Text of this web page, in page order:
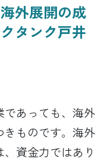
外展開の成
タンク戸井
であっても、海外
ものです。海外
資金力ではあり